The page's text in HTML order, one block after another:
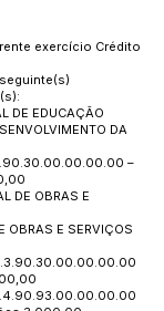
exercício Crédito
DE EDUCAÇÃO
DA
–
DE OBRAS E
OBRAS E SERVIÇOS